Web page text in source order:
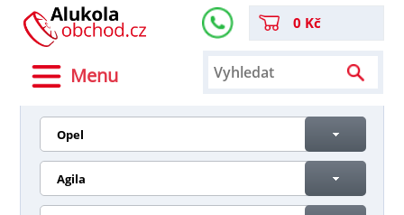
Menu
0 Kč
Opel
Agila